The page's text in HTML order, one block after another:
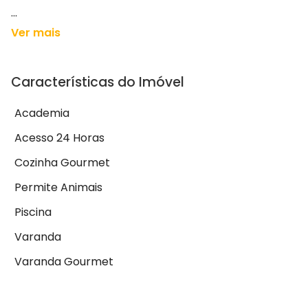
...
Ver mais
Características do Imóvel
Academia
Acesso 24 Horas
Cozinha Gourmet
Permite Animais
Piscina
Varanda
Varanda Gourmet